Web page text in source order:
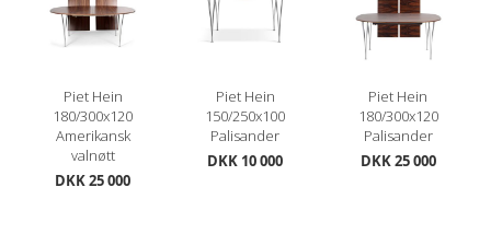
Piet Hein
180/300x120
Amerikansk
valnøtt
DKK 25 000
Piet Hein
150/250x100
Palisander
DKK 10 000
Piet Hein
180/300x120
Palisander
DKK 25 000